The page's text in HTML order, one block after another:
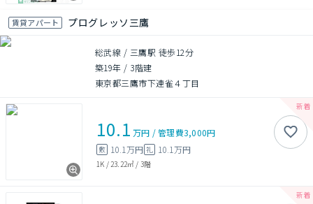
賃貸アパート プログレッソ三鷹
総武線 / 三鷹駅 徒歩12分
築19年 / 3階建
東京都三鷹市下連雀４丁目
10.1 万円 /管理費3,000円
敷 10.1万円 礼 10.1万円
1K / 23.22㎡ / 3階